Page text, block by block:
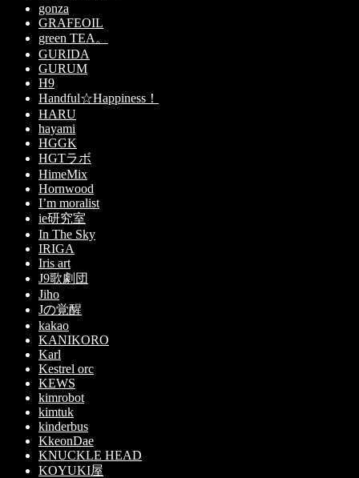
gonza
GRAFEOIL
green TEA。
GURIDA
GURUM
H9
Handful☆Happiness！
HARU
hayami
HGGK
HGTラボ
HimeMix
Hornwood
I’m moralist
ie研究室
In The Sky
IRIGA
Iris art
J9歌劇団
Jiho
Jの覚醒
kakao
KANIKORO
Karl
Kestrel orc
KEWS
kimrobot
kimtuk
kinderbus
KkeonDae
KNUCKLE HEAD
KOYUKI屋